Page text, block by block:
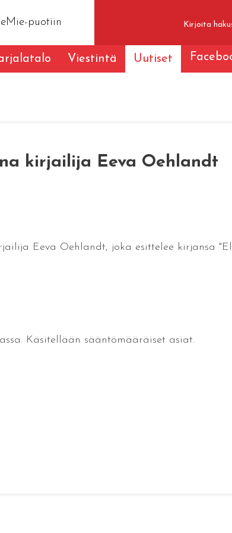
puotiin
Viestintä Uutiset
kirjailija Eeva Oehlandt
Eeva Oehlandt, joka esittelee kirjansa
Käsitellään sääntömääräiset asiat.